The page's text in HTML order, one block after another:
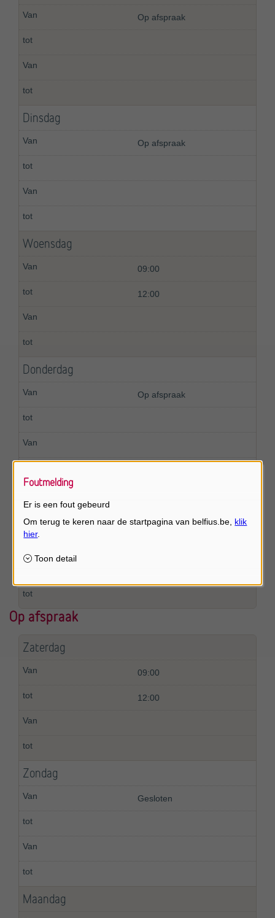
Op afspraak
Dinsdag
Op afspraak
Woensdag
09:00
12:00
Donderdag
Op afspraak
09:00
Op afspraak
Zaterdag
09:00
12:00
Zondag
Gesloten
Maandag
Foutmelding
Er is een fout gebeurd